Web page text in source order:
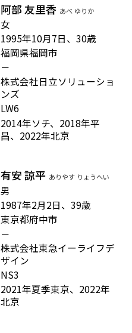
阿部 友里香 あべ ゆりか
女
1995年10月7日、30歳
福岡県福岡市
－
株式会社日立ソリューショ
ンズ
LW6
2014年ソチ、2018年平
昌、2022年北京
有安 諒平 ありやす りょうへい
男
1987年2月2日、39歳
東京都府中市
－
株式会社東急イーライフデ
ザイン
NS3
2021年夏季東京、2022年
北京